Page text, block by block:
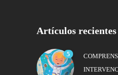
Artículos recientes
5